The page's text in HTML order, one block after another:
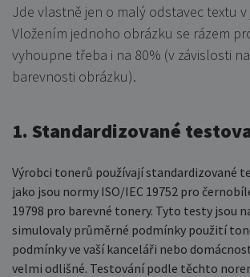
Jde vlastně jen o malý odstavec textu
Vložením jednoho obrázku se rázem
vyhoupne třeba i na 80% (v závislosti
barevnosti obrázku).
1. Standardizované
Výrobci tonerů používají standardizované
jako jsou normy ISO/IEC 19752 pro
19798 pro barevné tonery. Tyto testy jsou
simulovaly průměrné podmínky použití
podmínky ve vaší kanceláři nebo
velmi odlišné. Testování podle těchto